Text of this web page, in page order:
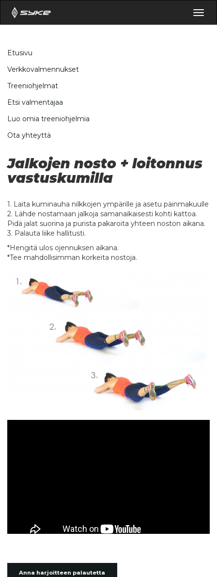
Etusivu
Verkkovalmennukset
Treeniohjelmat
Etsi valmentajaa
Luo omia treeniohjelmia
Ota yhteyttä
Jalkojen nosto + loitonnus
vastuskumilla
1. Laita kuminauha nilkkojen ympärille ja asetu päinmakuulle
2. Lähde nostamaan jalkoja samanaikaisesti kohti kattoa.
Pidä jalat suorina ja purista pakaroita yhteen noston aikana.
3. Palauta liike hallitusti.
*Hengitä ulos ojennuksen aikana.
*Tee mahdollisimman korkeita nostoja.
Anna harjoitteen palautetta